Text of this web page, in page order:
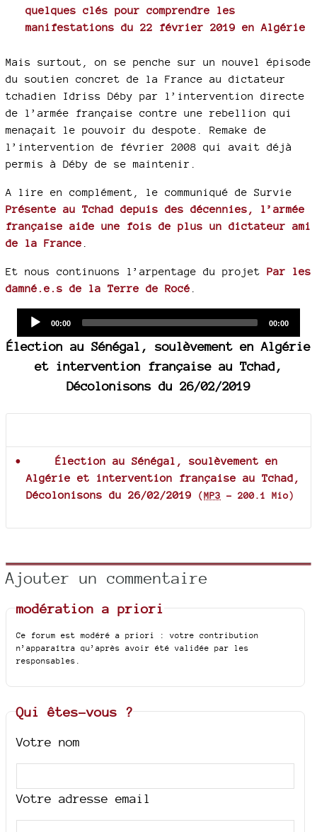
quelques clés pour comprendre les
manifestations du 22 février 2019 en Algérie
Mais surtout, on se penche sur un nouvel épisode
du soutien concret de la France au dictateur
tchadien Idriss Déby par l’intervention directe
de l’armée française contre une rebellion qui
menaçait le pouvoir du despote. Remake de
l’intervention de février 2008 qui avait déjà
permis à Déby de se maintenir.
A lire en complément, le communiqué de Survie
Présente au Tchad depuis des décennies, l’armée
française aide une fois de plus un dictateur ami
de la France
Et nous continuons l’arpentage du projet Par les
damné.e.s de la Terre de Rocé
Current
00:00
Total
00:00
Élection au Sénégal, soulèvement en Algérie
et intervention française au Tchad,
Décolonisons du 26/02/2019
Élection au Sénégal, soulèvement en
Algérie et intervention française au Tchad,
Décolonisons du 26/02/2019
(MP3 - 200.1 Mio)
Ajouter un commentaire
modération a priori
Ce forum est modéré a priori : votre contribution
n’apparaîtra qu’après avoir été validée par les
responsables.
Qui êtes-vous ?
Votre nom
Votre adresse email